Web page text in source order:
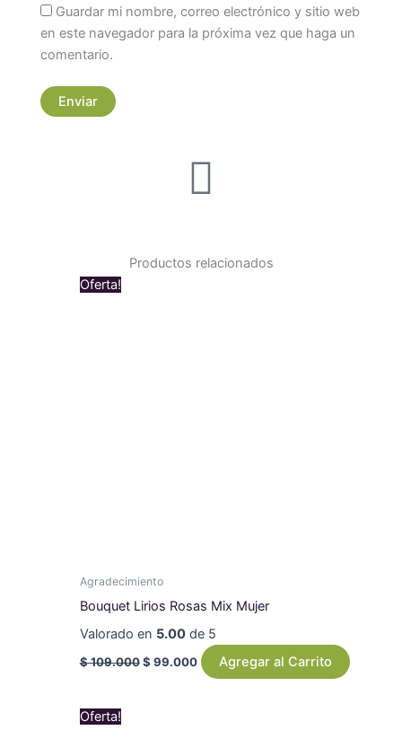
Guardar mi nombre, correo electrónico y sitio web
en este navegador para la próxima vez que haga un
comentario.
Productos relacionados
Oferta!
Agradecimiento
Bouquet Lirios Rosas Mix Mujer
Valorado en 5.00de 5
$109.000 $ 99.000 Agregar al Carrito
Oferta!